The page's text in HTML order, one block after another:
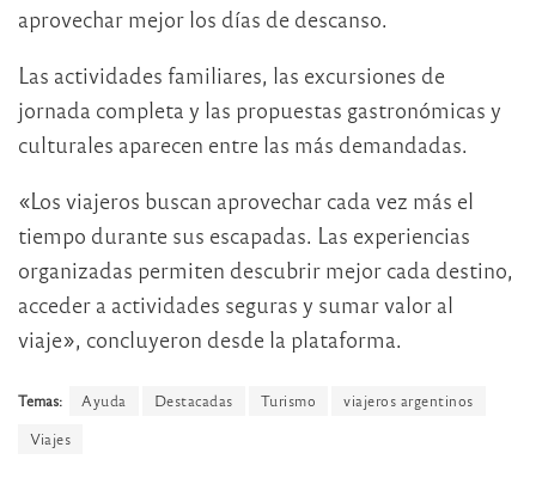
aprovechar mejor los días de descanso.
Las actividades familiares, las excursiones de
jornada completa y las propuestas gastronómicas y
culturales aparecen entre las más demandadas.
«Los viajeros buscan aprovechar cada vez más el
tiempo durante sus escapadas. Las experiencias
organizadas permiten descubrir mejor cada destino,
acceder a actividades seguras y sumar valor al
viaje», concluyeron desde la plataforma.
Temas: Ayuda Destacadas Turismo
viajeros argentinos
Viajes